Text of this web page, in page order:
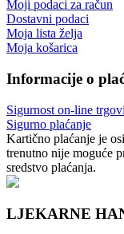
Moji podaci za račun
Dostavni podaci
Moja lista želja
Moja košarica
Informacije o
Sigurnost on-line
Sigurno plaćanje
Kartično plaćanje je
trenutno nije moguće
sredstvo plaćanja.
LJEKARNE